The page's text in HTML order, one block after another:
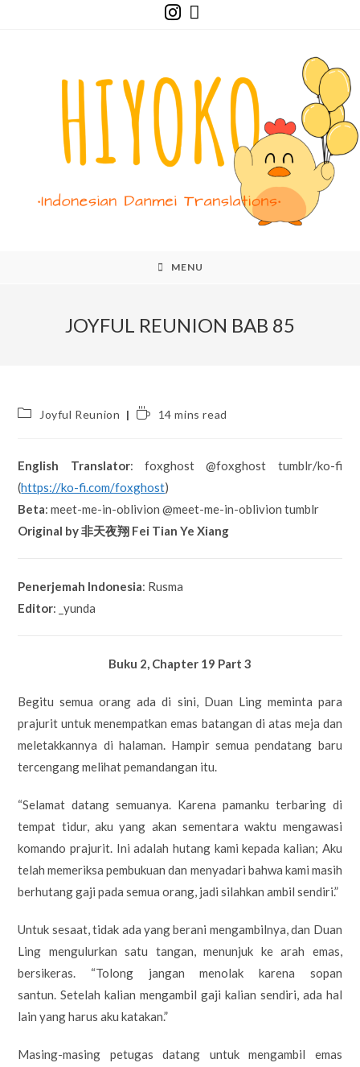
MENU
JOYFUL REUNION BAB 85
PostJoyful Reunion
Reading14 mins read
English Translator: foxghost @foxghost tumblr/ko-fi
(https://ko-fi.com/foxghost)
Beta: meet-me-in-oblivion @meet-me-in-oblivion tumblr
Original by 非天夜翔 Fei Tian Ye Xiang
Penerjemah Indonesia: Rusma
Editor: _yunda
Buku 2, Chapter 19 Part 3
Begitu semua orang ada di sini, Duan Ling meminta para
prajurit untuk menempatkan emas batangan di atas meja dan
meletakkannya di halaman. Hampir semua pendatang baru
tercengang melihat pemandangan itu.
“Selamat datang semuanya. Karena pamanku terbaring di
tempat tidur, aku yang akan sementara waktu mengawasi
komando prajurit. Ini adalah hutang kami kepada kalian; Aku
telah memeriksa pembukuan dan menyadari bahwa kami masih
berhutang gaji pada semua orang, jadi silahkan ambil sendiri.”
Untuk sesaat, tidak ada yang berani mengambilnya, dan Duan
Ling mengulurkan satu tangan, menunjuk ke arah emas,
bersikeras. “Tolong jangan menolak karena sopan
santun. Setelah kalian mengambil gaji kalian sendiri, ada hal
lain yang harus aku katakan.”
Masing-masing petugas datang untuk mengambil emas